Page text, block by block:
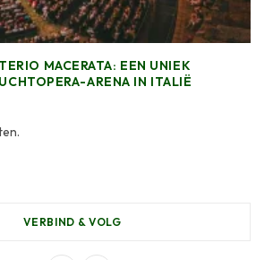
MACERATA: EEN UNIEK
ARENA IN ITALIË
VERBIND & VOLG